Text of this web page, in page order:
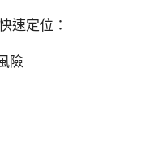
速定位：
險